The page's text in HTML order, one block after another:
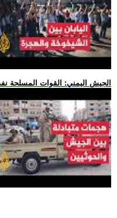
.. الجيش اليمني: القوات المسلحة